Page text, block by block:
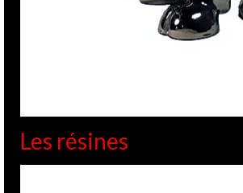
Les résines